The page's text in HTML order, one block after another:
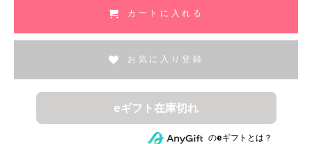
カートに入れる
お気に入り登録
eギフト在庫切れ
のeギフトとは？